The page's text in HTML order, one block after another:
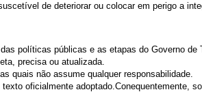
de deteriorar ou colocar em perigo a
políticas públicas e as etapas do Governo de
precisa ou atualizada.
quais não assume qualquer responsabilidade.
oficialmente adoptado.Conequentemente,